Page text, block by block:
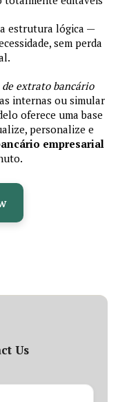
estrutura lógica —
sem perda
extrato bancário
internas ou simular
oferece uma base
personalize e
empresarial
Us